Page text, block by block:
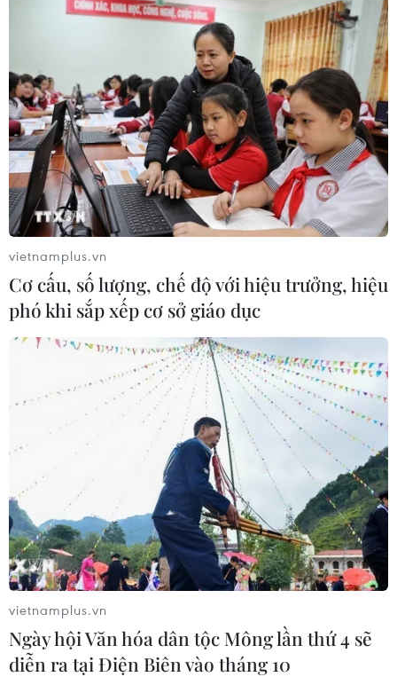
vietnamplus.vn
Cơ cấu, số lượng, chế độ với hiệu trưởng, hiệu
phó khi sắp xếp cơ sở giáo dục
vietnamplus.vn
Ngày hội Văn hóa dân tộc Mông lần thứ 4 sẽ
diễn ra tại Điện Biên vào tháng 10